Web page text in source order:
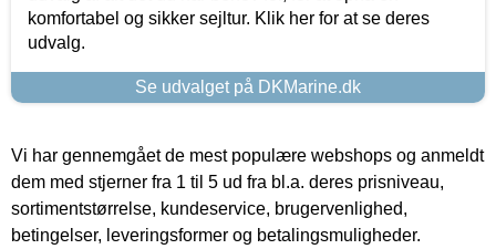
komfortabel og sikker sejltur. Klik her for at se deres
udvalg.
Se udvalget på DKMarine.dk
Vi har gennemgået de mest populære webshops og anmeldt
dem med stjerner fra 1 til 5 ud fra bl.a. deres prisniveau,
sortimentstørrelse, kundeservice, brugervenlighed,
betingelser, leveringsformer og betalingsmuligheder.